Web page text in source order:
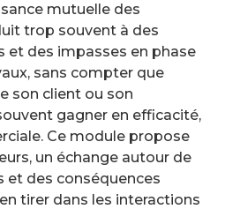
mutuelle des
trop souvent à des
et des impasses en phase
sans compter que
son client ou son
gagner en efficacité,
Ce module propose
un échange autour de
et des conséquences
tirer dans les interactions